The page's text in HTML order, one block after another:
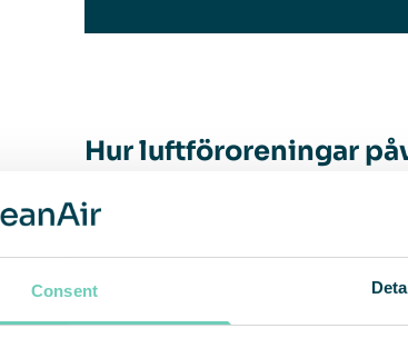
Consent
Hur luftföroreningar
eftersom vår
PM2,5 samt gaser når hela
kroppar och vår hälsa.